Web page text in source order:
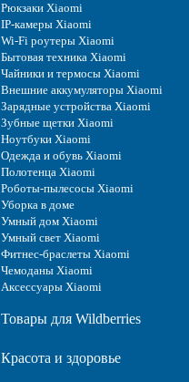
Рюкзаки Xiaomi
IP-камеры Xiaomi
Wi-Fi роутеры Xiaomi
Бытовая техника Xiaomi
Чайники и термосы Xiaomi
Внешние аккумуляторы Xiaomi
Зарядные устройства Xiaomi
Зубные щетки Xiaomi
Ноутбуки Xiaomi
Одежда и обувь Xiaomi
Полотенца Xiaomi
Роботы-пылесосы Xiaomi
Уборка в доме
Умный дом Xiaomi
Умный свет Xiaomi
Фитнес-браслеты Xiaomi
Чемоданы Xiaomi
Аксессуары Xiaomi
Товары для Wildberries
Красота и здоровье